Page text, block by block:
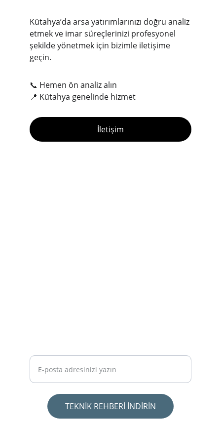
Kütahya’da arsa yatırımlarınızı doğru analiz
etmek ve imar süreçlerinizi profesyonel
şekilde yönetmek için bizimle iletişime
geçin.
📞 Hemen ön analiz alın
📍 Kütahya genelinde hizmet
İletişim
TEKNİK REHBERİ İNDİRİN